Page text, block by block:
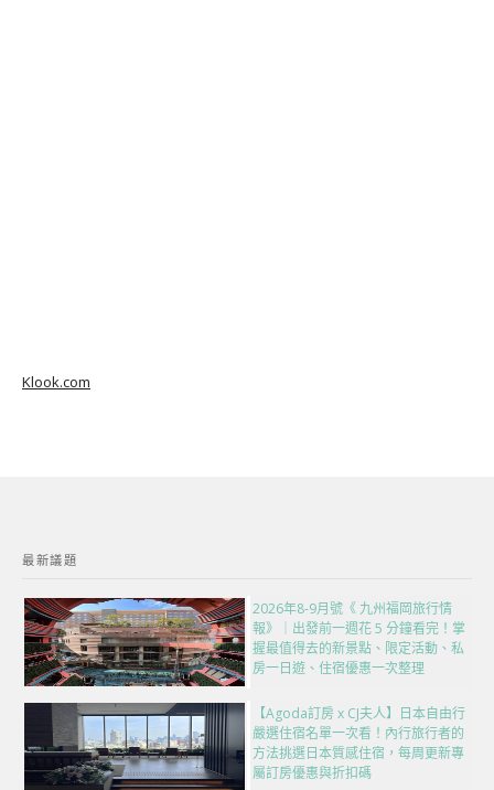
Klook.com
最新議題
2026年8-9月號《 九州福岡旅行情
報》｜出發前一週花 5 分鐘看完！掌
握最值得去的新景點、限定活動、私
房一日遊、住宿優惠一次整理
【Agoda訂房 x CJ夫人】日本自由行
嚴選住宿名單一次看！內行旅行者的
方法挑選日本質感住宿，每周更新專
屬訂房優惠與折扣碼